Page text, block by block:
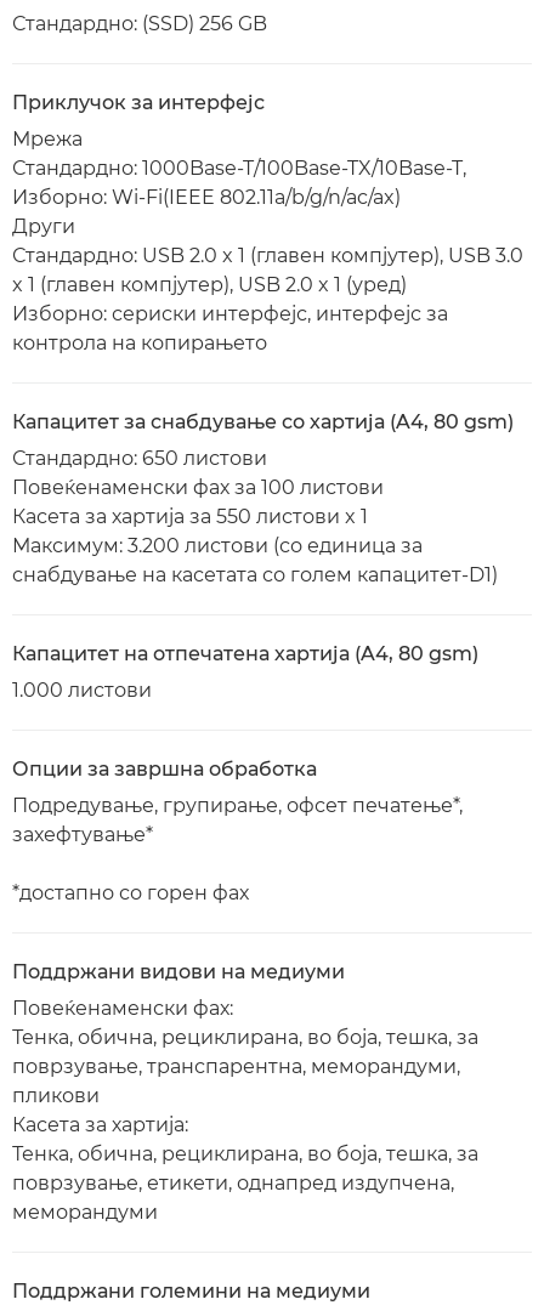
Стандардно: (SSD) 256 GB
Приклучок за интерфејс
Мрежа
Стандардно: 1000Base-T/100Base-TX/10Base-T,
Изборно: Wi-Fi(IEEE 802.11a/b/g/n/ac/ax)
Други
Стандардно: USB 2.0 x 1 (главен компјутер), USB 3.0
x 1 (главен компјутер), USB 2.0 x 1 (уред)
Изборно: сериски интерфејс, интерфејс за
контрола на копирањето
Капацитет за снабдување со хартија (A4, 80 gsm)
Стандардно: 650 листови
Повеќенаменски фах за 100 листови
Касета за хартија за 550 листови x 1
Максимум: 3.200 листови (со единица за
снабдување на касетата со голем капацитет-D1)
Капацитет на отпечатена хартија (A4, 80 gsm)
1.000 листови
Опции за завршна обработка
Подредување, групирање, офсет печатење*,
захефтување*
*достапно со горен фах
Поддржани видови на медиуми
Повеќенаменски фах:
Тенка, обична, рециклирана, во боја, тешка, за
поврзување, транспарентна, меморандуми,
пликови
Касета за хартија:
Тенка, обична, рециклирана, во боја, тешка, за
поврзување, етикети, однапред издупчена,
меморандуми
Поддржани големини на медиуми